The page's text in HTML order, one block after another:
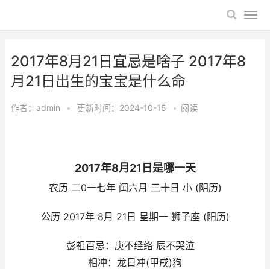
2017年8月21日宜忌是啥子 2017年8
月21日出生的宝宝是什么命
作者： admin • 更新时间：2024-10-15 • 阅读
2017年8月21日是哪一天
农历 二0一七年 闰六月 三十日 小 (阴历)
公历 2017年 8月 21日 星期一 狮子座 (阳历)
彭祖百忌：庚不经络 辰不哭泣
相冲：龙日冲(甲戌)狗